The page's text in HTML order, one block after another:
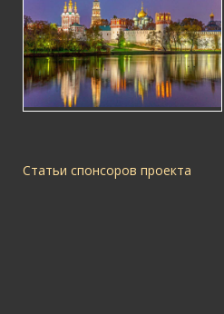
Статьи спонсоров проекта